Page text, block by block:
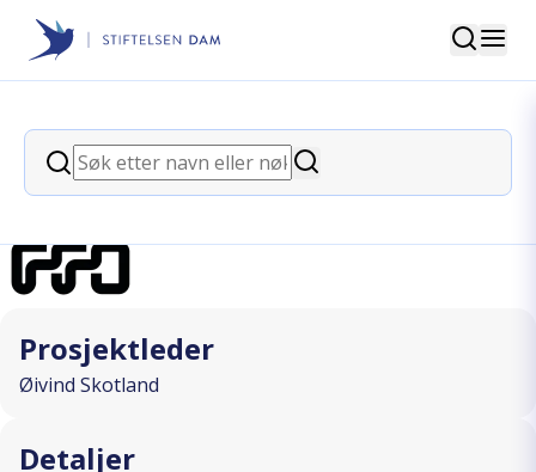
Stiftelsen Dam
Søk
Søk
Søk
back
Funksjonshemmedes IKT nettverk
Prosjektleder
Øivind Skotland
Detaljer